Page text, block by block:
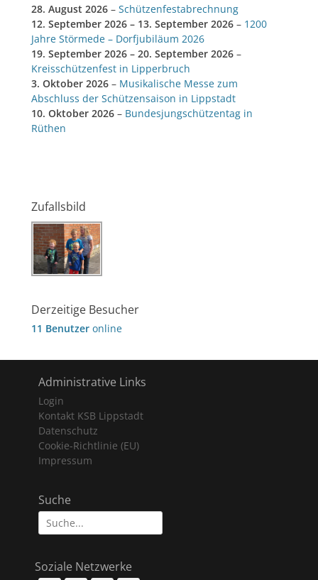
28. August 2026 – Schützenfestabrechnung
12. September 2026 – 13. September 2026 – 1200
Jahre Störmede – Dorfjubiläum 2026
19. September 2026 – 20. September 2026 –
Kreisschützenfest in Lipperbruch
3. Oktober 2026 – Musikalische Messe zum
Abschluss der Schützensaison in Lippstadt
10. Oktober 2026 – Bundesjungschützentag in
Rüthen
Zufallsbild
Derzeitige Besucher
11 Benutzer online
Administrative Links
Login
Kontakt KSB Lippstadt
Datenschutz
Cookie-Richtlinie (EU)
Impressum
Suche
Suche
nach:
Soziale Netzwerke